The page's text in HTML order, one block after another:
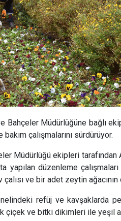
Bahçeler Müdürlüğüne bağlı
çalışmalarını sürdürüyor.
Müdürlüğü ekipleri
yapılan düzenleme
ve bir adet zeytin
refüj ve kavşaklarda
çiçek ve bitki dikimleri ile yeşil